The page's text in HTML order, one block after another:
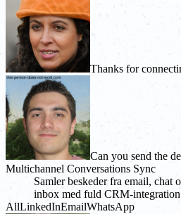
Thanks for
Can you send the
Multichannel Conversations Sync
Samler beskeder fra email, chat
inbox med fuld CRM-
AllLinkedInEmailWhatsApp